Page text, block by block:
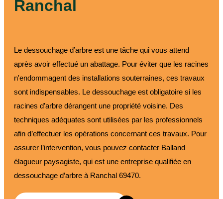
Ranchal
Le dessouchage d’arbre est une tâche qui vous attend
après avoir effectué un abattage. Pour éviter que les racines
n'endommagent des installations souterraines, ces travaux
sont indispensables. Le dessouchage est obligatoire si les
racines d’arbre dérangent une propriété voisine. Des
techniques adéquates sont utilisées par les professionnels
afin d’effectuer les opérations concernant ces travaux. Pour
assurer l’intervention, vous pouvez contacter Balland
élagueur paysagiste, qui est une entreprise qualifiée en
dessouchage d’arbre à Ranchal 69470.